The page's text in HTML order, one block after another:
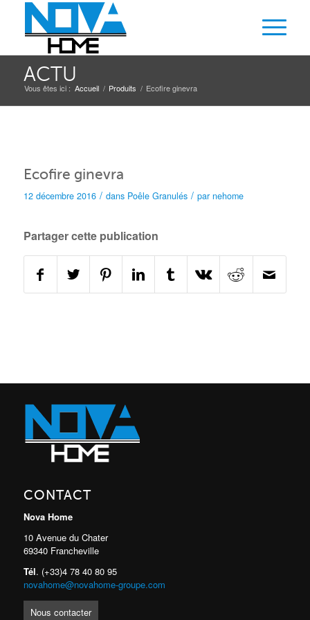
ACTU
Vous êtes ici : Accueil / Produits / Ecofire ginevra
Ecofire ginevra
12 décembre 2016 / dans Poêle Granulés / par nehome
Partager cette publication
CONTACT
Nova Home
10 Avenue du Chater
69340 Francheville
Tél. (+33)4 78 40 80 95
novahome@novahome-groupe.com
Nous contacter